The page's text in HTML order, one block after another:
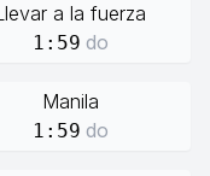
a la fuerza
1:59 do
Manila
1:59 do